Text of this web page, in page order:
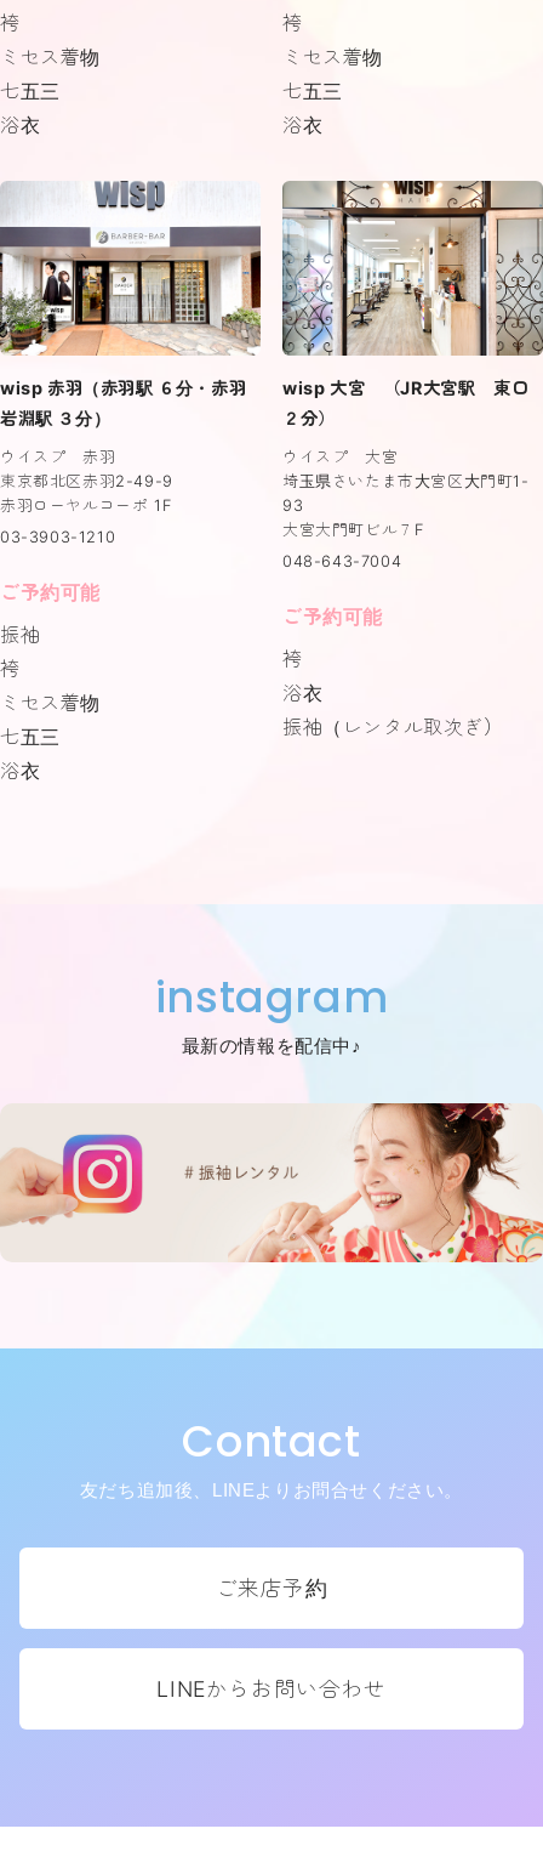
袴
ミセス着物
七五三
浴衣
袴
ミセス着物
七五三
浴衣
wisp 赤羽（赤羽駅 ６分・赤羽
岩淵駅 ３分）
ウイスプ 赤羽
東京都北区赤羽2-49-9
赤羽ローヤルコーポ 1F
03-3903-1210
ご予約可能
振袖
袴
ミセス着物
七五三
浴衣
wisp 大宮 （JR大宮駅 東口
２分）
ウイスプ 大宮
埼玉県さいたま市大宮区大門町1-
93
大宮大門町ビル７F
048-643-7004
ご予約可能
袴
浴衣
振袖（レンタル取次ぎ）
instagram
最新の情報を配信中♪
Contact
友だち追加後、LINEよりお問合せください。
ご来店予約
LINEからお問い合わせ